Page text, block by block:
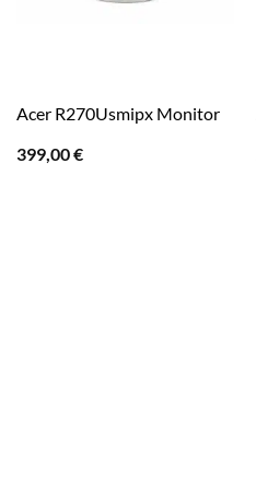
Acer R270Usmipx Monitor
399,00€